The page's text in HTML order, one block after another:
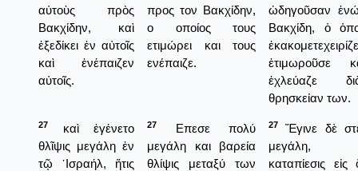
αὐτοὺς πρὸς
Βακχίδην, καὶ
ἐξεδίκει ἐν αὐτοῖς
καὶ ἐνέπαιζεν
αὐτοῖς.
προς τον Βακχίδην,
ο οποίος τους
ετιμώρει και τους
ενέπαιζε.
ὠδηγοῦσαν
Βακχίδη, ὁ
ἐτιμωροῦσε
ἐχλεύαζε
θρησκείαν των.
27
καὶ ἐγένετο
θλῖψις μεγάλη ἐν
τῷ ᾿Ισραήλ, ἥτις
27
Επεσε πολύ
μεγάλη και βαρεία
θλίψις μεταξύ των
27
Ἔγινε δὲ
μεγάλη,
καταπίεσις